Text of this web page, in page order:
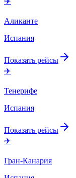
Аликанте
Испания
Показать рейсы
✈️
Тенерифе
Испания
Показать рейсы
✈️
Гран-Канария